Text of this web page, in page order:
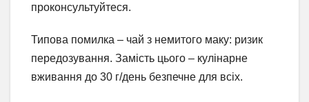
проконсультуйтеся.
Типова помилка – чай з немитого маку: ризик
передозування. Замість цього – кулінарне
вживання до 30 г/день безпечне для всіх.